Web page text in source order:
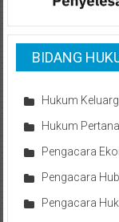
BIDANG
Hukum
Hukum
Pengacara
Pengacara
Pengacara